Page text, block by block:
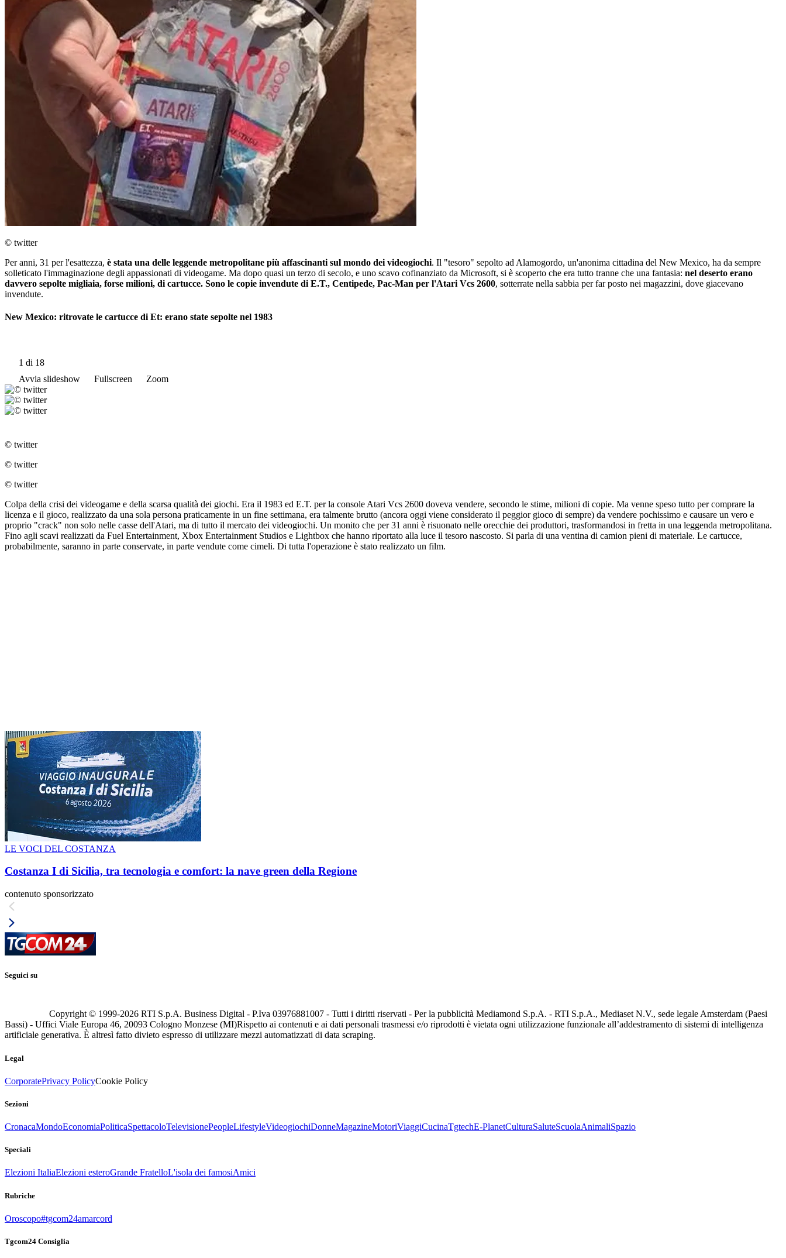
© twitter
Per anni, 31 per l'esattezza, è stata una delle leggende metropolitane più affascinanti sul mondo dei videogiochi. Il "tesoro" sepolto ad Alamogordo, un'anonima cittadina del New Mexico, ha da sempre
solleticato l'immaginazione degli appassionati di videogame. Ma dopo quasi un terzo di secolo, e uno scavo cofinanziato da Microsoft, si è scoperto che era tutto tranne che una fantasia: nel deserto erano
davvero sepolte migliaia, forse milioni, di cartucce. Sono le copie invendute di E.T., Centipede, Pac-Man per l'Atari Vcs 2600, sotterrate nella sabbia per far posto nei magazzini, dove giacevano
invendute.
New Mexico: ritrovate le cartucce di Et: erano state sepolte nel 1983
1 di 18
Avvia slideshow
Fullscreen Zoom
© twitter
© twitter
© twitter
Colpa della crisi dei videogame e della scarsa qualità dei giochi. Era il 1983 ed E.T. per la console Atari Vcs 2600 doveva vendere, secondo le stime, milioni di copie. Ma venne speso tutto per comprare la
licenza e il gioco, realizzato da una sola persona praticamente in un fine settimana, era talmente brutto (ancora oggi viene considerato il peggior gioco di sempre) da vendere pochissimo e causare un vero e
proprio "crack" non solo nelle casse dell'Atari, ma di tutto il mercato dei videogiochi. Un monito che per 31 anni è risuonato nelle orecchie dei produttori, trasformandosi in fretta in una leggenda metropolitana.
Fino agli scavi realizzati da Fuel Entertainment, Xbox Entertainment Studios e Lightbox che hanno riportato alla luce il tesoro nascosto. Si parla di una ventina di camion pieni di materiale. Le cartucce,
probabilmente, saranno in parte conservate, in parte vendute come cimeli. Di tutta l'operazione è stato realizzato un film.
LE VOCI DEL COSTANZA
Costanza I di Sicilia, tra tecnologia e comfort: la nave green della Regione
contenuto sponsorizzato
Seguici su
Copyright © 1999-2026 RTI S.p.A. Business Digital - P.Iva 03976881007 - Tutti i diritti riservati - Per la pubblicità Mediamond S.p.A. - RTI S.p.A., Mediaset N.V., sede legale Amsterdam (Paesi
Bassi) - Uffici Viale Europa 46, 20093 Cologno Monzese (MI)Rispetto ai contenuti e ai dati personali trasmessi e/o riprodotti è vietata ogni utilizzazione funzionale all’addestramento di sistemi di intelligenza
artificiale generativa. È altresì fatto divieto espresso di utilizzare mezzi automatizzati di data scraping.
Legal
CorporatePrivacy PolicyCookie Policy
Sezioni
CronacaMondoEconomiaPoliticaSpettacoloTelevisionePeopleLifestyleVideogiochiDonneMagazineMotoriViaggiCucinaTgtechE-PlanetCulturaSaluteScuolaAnimaliSpazio
Speciali
Elezioni ItaliaElezioni esteroGrande FratelloL'isola dei famosiAmici
Rubriche
Oroscopo#tgcom24amarcord
Tgcom24 Consiglia